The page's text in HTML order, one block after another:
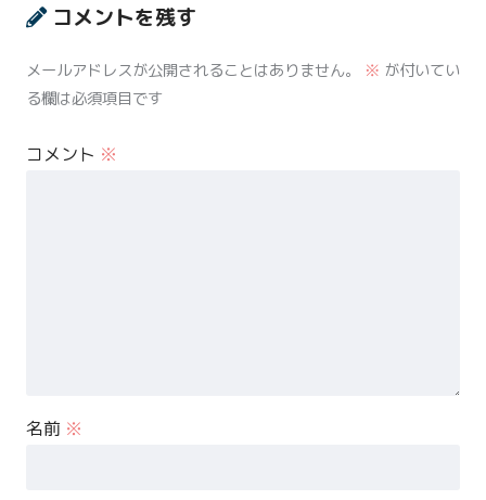
コメントを残す
メールアドレスが公開されることはありません。 ※ が付いてい
る欄は必須項目です
コメント ※
名前 ※